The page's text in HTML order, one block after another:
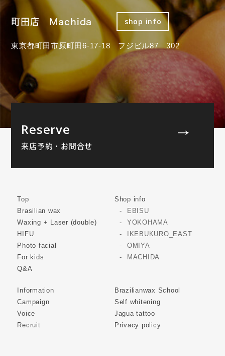
町田店 Machida shop info
東京都町田市原町田6-17-18 フジビル87 302
Reserve
来店予約・お問合せ
Top
Brasilian wax
Waxing + Laser (double)
HIFU
Photo facial
For kids
Q&A
Shop info
EBISU
YOKOHAMA
IKEBUKURO_EAST
OMIYA
MACHIDA
Information
Campaign
Voice
Recruit
Brazilianwax School
Self whitening
Jagua tattoo
Privacy policy